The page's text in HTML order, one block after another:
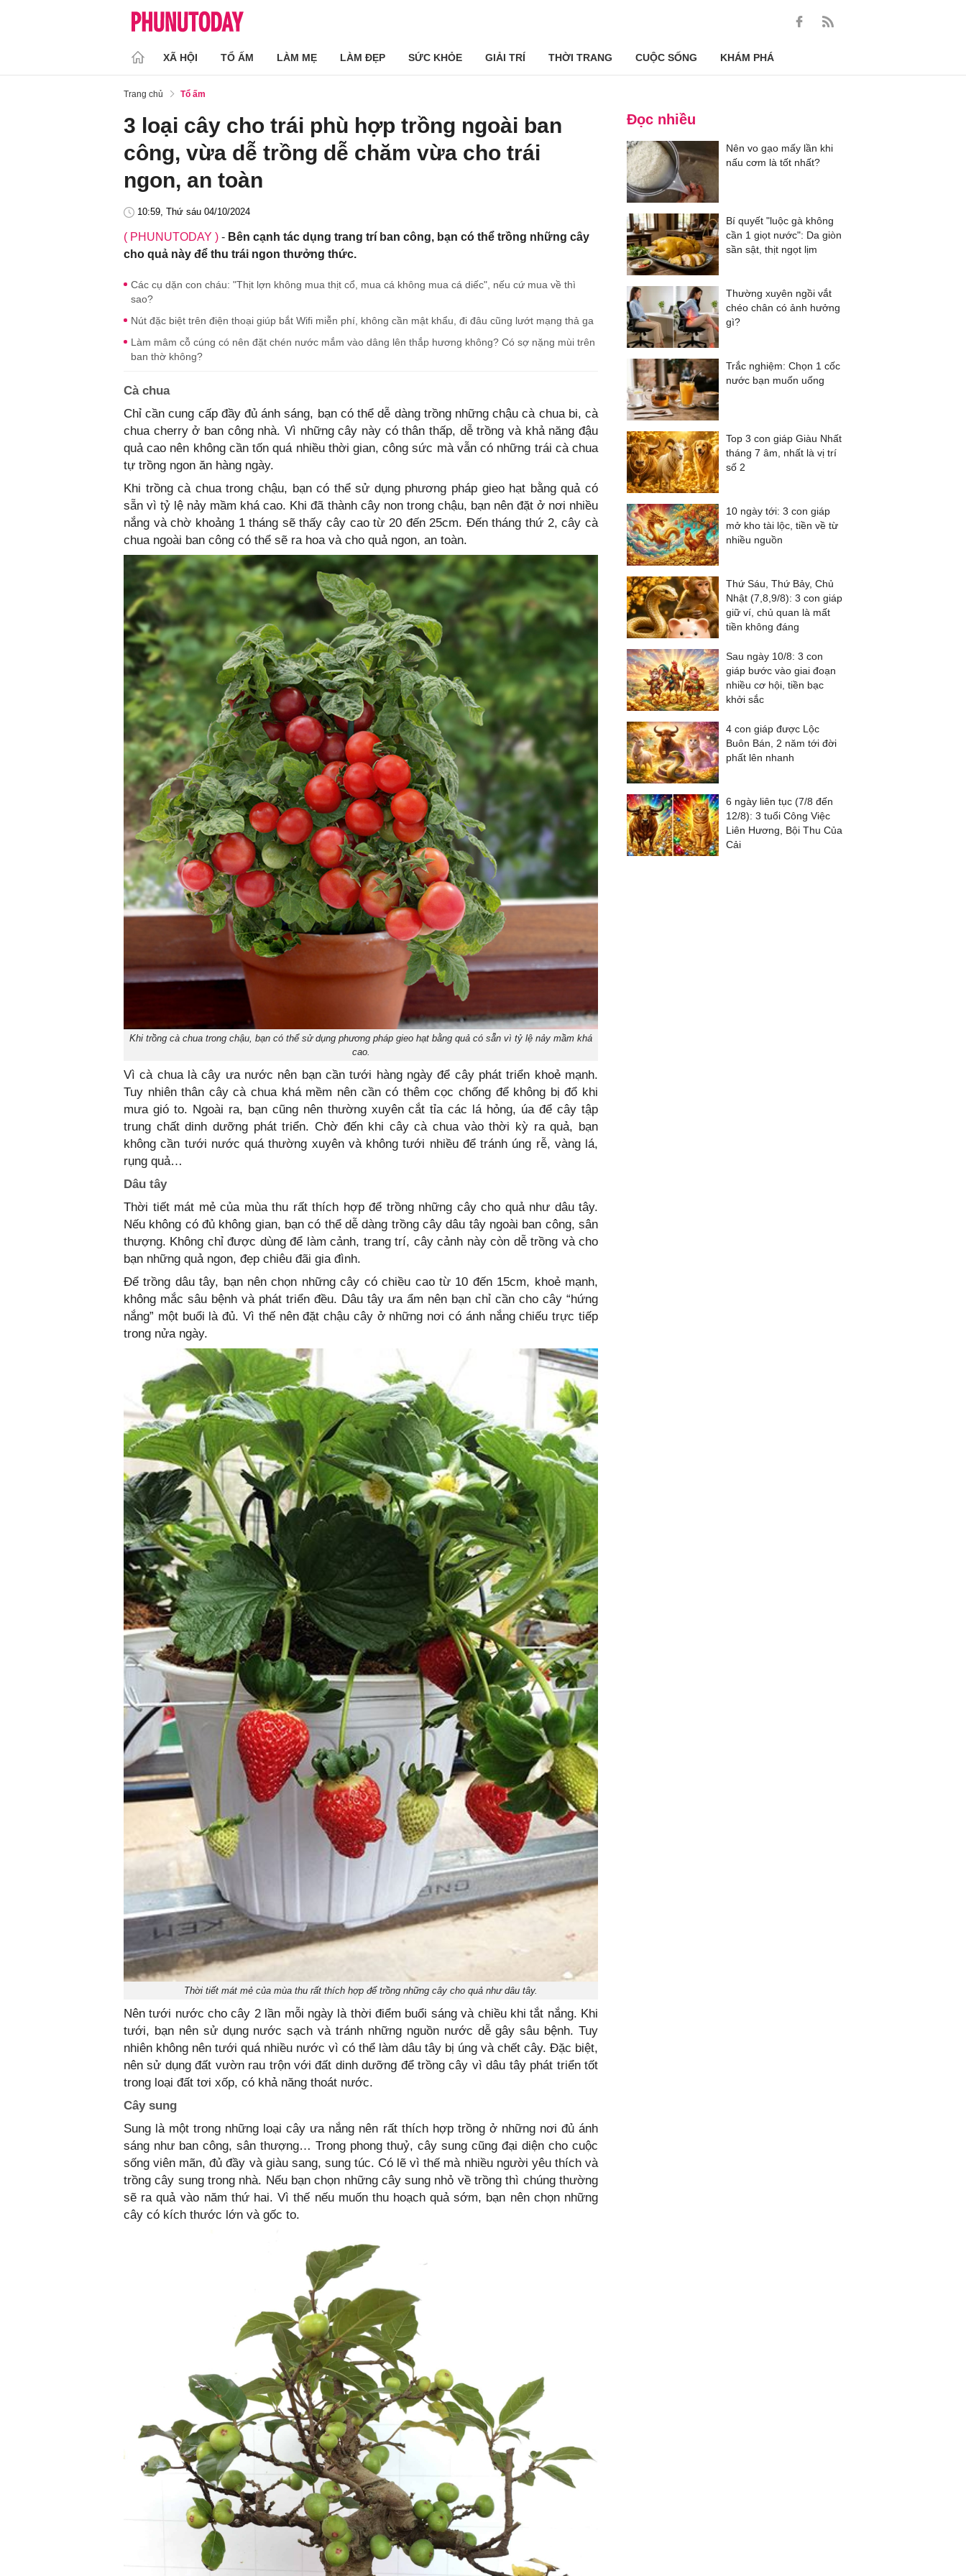
XÃ HỘI TỔ ẤM LÀM MẸ LÀM ĐẸP SỨC KHỎE GIẢI TRÍ THỜI TRANG CUỘC SỐNG KHÁM PHÁ
Trang chủ Tổ ấm
3 loại cây cho trái phù hợp trồng ngoài ban
công, vừa dễ trồng dễ chăm vừa cho trái
ngon, an toàn
10:59, Thứ sáu 04/10/2024
( PHUNUTODAY ) - Bên cạnh tác dụng trang trí ban công, bạn có thể trồng những cây
cho quả này để thu trái ngon thưởng thức.
Các cụ dặn con cháu: "Thịt lợn không mua thịt cổ, mua cá không mua cá diếc", nếu cứ mua về thì
sao?
Nút đặc biệt trên điện thoại giúp bắt Wifi miễn phí, không cần mật khẩu, đi đâu cũng lướt mạng thả ga
Làm mâm cỗ cúng có nên đặt chén nước mắm vào dâng lên thắp hương không? Có sợ nặng mùi trên
ban thờ không?
Cà chua
Chỉ cần cung cấp đầy đủ ánh sáng, bạn có thể dễ dàng trồng những chậu cà chua bi, cà
chua cherry ở ban công nhà. Vì những cây này có thân thấp, dễ trồng và khả năng đậu
quả cao nên không cần tốn quá nhiều thời gian, công sức mà vẫn có những trái cà chua
tự trồng ngon ăn hàng ngày.
Khi trồng cà chua trong chậu, bạn có thể sử dụng phương pháp gieo hạt bằng quả có
sẵn vì tỷ lệ nảy mầm khá cao. Khi đã thành cây non trong chậu, bạn nên đặt ở nơi nhiều
nắng và chờ khoảng 1 tháng sẽ thấy cây cao từ 20 đến 25cm. Đến tháng thứ 2, cây cà
chua ngoài ban công có thể sẽ ra hoa và cho quả ngon, an toàn.
Khi trồng cà chua trong chậu, bạn có thể sử dụng phương pháp gieo hạt bằng quả có sẵn vì tỷ lệ nảy mầm khá
cao.
Vì cà chua là cây ưa nước nên bạn cần tưới hàng ngày để cây phát triển khoẻ mạnh.
Tuy nhiên thân cây cà chua khá mềm nên cần có thêm cọc chống để không bị đổ khi
mưa gió to. Ngoài ra, bạn cũng nên thường xuyên cắt tỉa các lá hỏng, úa để cây tập
trung chất dinh dưỡng phát triển. Chờ đến khi cây cà chua vào thời kỳ ra quả, bạn
không cần tưới nước quá thường xuyên và không tưới nhiều để tránh úng rễ, vàng lá,
rụng quả…
Dâu tây
Thời tiết mát mẻ của mùa thu rất thích hợp để trồng những cây cho quả như dâu tây.
Nếu không có đủ không gian, bạn có thể dễ dàng trồng cây dâu tây ngoài ban công, sân
thượng. Không chỉ được dùng để làm cảnh, trang trí, cây cảnh này còn dễ trồng và cho
bạn những quả ngon, đẹp chiêu đãi gia đình.
Để trồng dâu tây, bạn nên chọn những cây có chiều cao từ 10 đến 15cm, khoẻ mạnh,
không mắc sâu bệnh và phát triển đều. Dâu tây ưa ẩm nên bạn chỉ cần cho cây “hứng
nắng” một buổi là đủ. Vì thế nên đặt chậu cây ở những nơi có ánh nắng chiếu trực tiếp
trong nửa ngày.
Thời tiết mát mẻ của mùa thu rất thích hợp để trồng những cây cho quả như dâu tây.
Nên tưới nước cho cây 2 lần mỗi ngày là thời điểm buổi sáng và chiều khi tắt nắng. Khi
tưới, bạn nên sử dụng nước sạch và tránh những nguồn nước dễ gây sâu bệnh. Tuy
nhiên không nên tưới quá nhiều nước vì có thể làm dâu tây bị úng và chết cây. Đặc biệt,
nên sử dụng đất vườn rau trộn với đất dinh dưỡng để trồng cây vì dâu tây phát triển tốt
trong loại đất tơi xốp, có khả năng thoát nước.
Cây sung
Sung là một trong những loại cây ưa nắng nên rất thích hợp trồng ở những nơi đủ ánh
sáng như ban công, sân thượng… Trong phong thuỷ, cây sung cũng đại diện cho cuộc
sống viên mãn, đủ đầy và giàu sang, sung túc. Có lẽ vì thế mà nhiều người yêu thích và
trồng cây sung trong nhà. Nếu bạn chọn những cây sung nhỏ về trồng thì chúng thường
sẽ ra quả vào năm thứ hai. Vì thế nếu muốn thu hoạch quả sớm, bạn nên chọn những
cây có kích thước lớn và gốc to.
Đọc nhiều
Nên vo gạo mấy lần khi
nấu cơm là tốt nhất?
Bí quyết "luộc gà không
cần 1 giọt nước": Da giòn
sần sật, thịt ngọt lịm
Thường xuyên ngồi vắt
chéo chân có ảnh hưởng
gì?
Trắc nghiệm: Chọn 1 cốc
nước bạn muốn uống
Top 3 con giáp Giàu Nhất
tháng 7 âm, nhất là vị trí
số 2
10 ngày tới: 3 con giáp
mở kho tài lộc, tiền về từ
nhiều nguồn
Thứ Sáu, Thứ Bảy, Chủ
Nhật (7,8,9/8): 3 con giáp
giữ ví, chủ quan là mất
tiền không đáng
Sau ngày 10/8: 3 con
giáp bước vào giai đoạn
nhiều cơ hội, tiền bạc
khởi sắc
4 con giáp được Lộc
Buôn Bán, 2 năm tới đời
phất lên nhanh
6 ngày liên tục (7/8 đến
12/8): 3 tuổi Công Việc
Liên Hương, Bội Thu Của
Cải